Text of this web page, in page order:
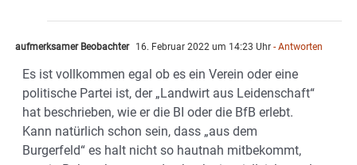
aufmerksamer Beobachter 16. Februar 2022 um 14:23 Uhr - Antworten
Es ist vollkommen egal ob es ein Verein oder eine
politische Partei ist, der „Landwirt aus Leidenschaft“
hat beschrieben, wie er die BI oder die BfB erlebt.
Kann natürlich schon sein, dass „aus dem
Burgerfeld“ es halt nicht so hautnah mitbekommt,